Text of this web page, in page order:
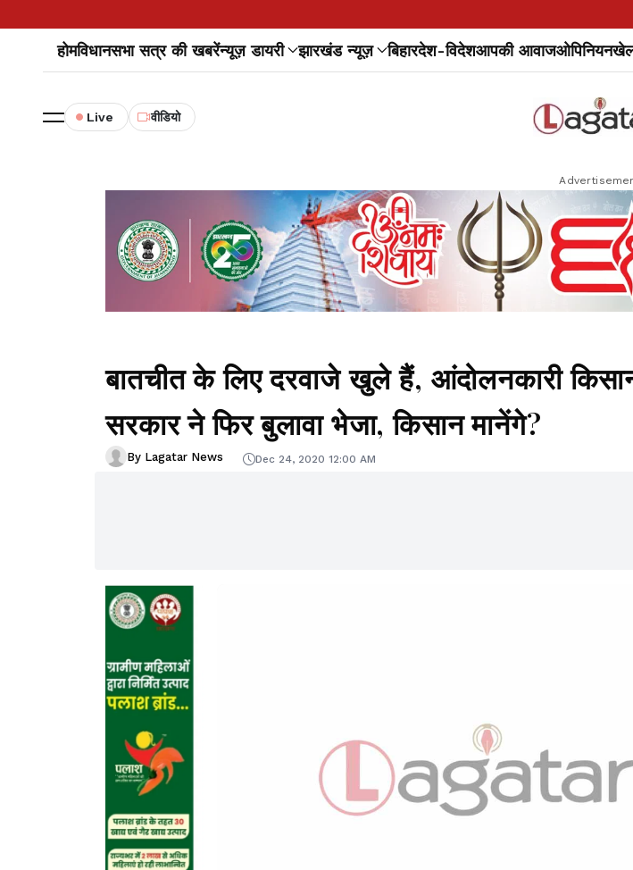
होमविधानसभा सत्र की खबरेंन्यूज़ डायरी झारखंड न्यूज़ बिहारदेश-विदेशआपकी आवाजओपिनियन
Live वीडियो
बातचीत के लिए दरवाजे खुले हैं, आंदोलनकारी
सरकार ने फिर बुलावा भेजा, किसान मानेंगे?
By Lagatar News Dec 24, 2020 12:00 AM